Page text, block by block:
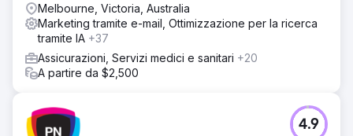
Melbourne, Victoria, Australia
Marketing tramite e-mail, Ottimizzazione per la ricerca
tramite IA +37
Assicurazioni, Servizi medici e sanitari +20
A partire da $2,500
4.9